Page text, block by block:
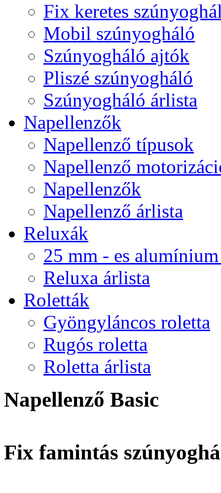
Fix keretes
Mobil szúnyogháló
Szúnyogháló ajtók
Pliszé szúnyogháló
Szúnyogháló árlista
Napellenzők
Napellenző típusok
Napellenző
Napellenzők
Napellenző árlista
Reluxák
25 mm - es
Reluxa árlista
Roletták
Gyöngyláncos roletta
Rugós roletta
Roletta árlista
Napellenző Basic
Fix famintás